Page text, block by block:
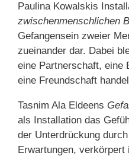
Paulina Kowalskis
zwischenmenschlichen
Gefangensein zweier
zueinander dar. Dabei
eine Partnerschaft, eine
eine Freundschaft
Tasnim Ala Eldeens
als Installation das
der Unterdrückung
Erwartungen, verkörpert